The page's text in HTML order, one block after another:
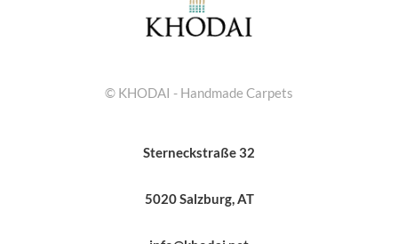
© KHODAI - Handmade Carpets
Sterneckstraße 32
5020 Salzburg, AT